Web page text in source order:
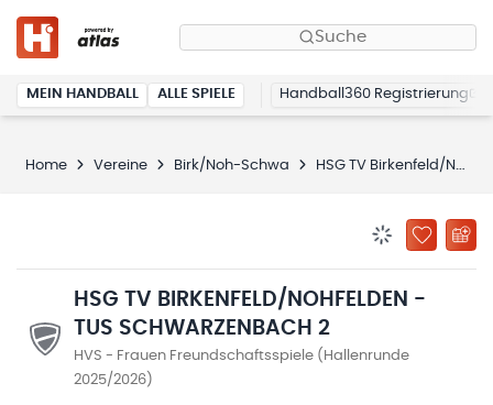
Suche
MEIN HANDBALL ALLE SPIELE Handball360 Registrierung
Home Vereine Birk/Noh-Schwa HSG TV Birkenfeld/Nohfelden - TuS Schwarzenbach 2
ZU
HSG TV BIRKENFELD/NOHFELDEN -
TUS SCHWARZENBACH 2
HVS - Frauen Freundschaftsspiele (Hallenrunde
2025/2026)